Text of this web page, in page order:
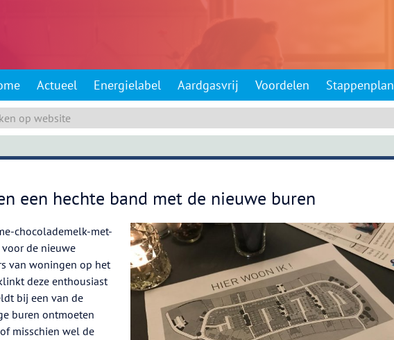
Actueel Energielabel Aardgasvrij Voordelen Stappenplan
een hechte band met de nieuwe buren
chocolademelk-met-
de nieuwe
van woningen op het
deze enthousiast
bij een van de
buren ontmoeten
misschien wel de